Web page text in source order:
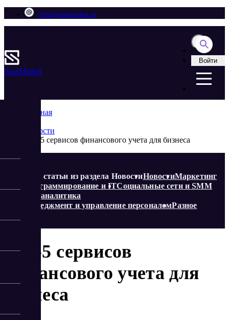
info@saasmarket.ru
SaasMarket
Войти
Главная
Новости
Топ-5 сервисов финансового учета для бизнеса
Еще статьи из раздела НовостиНовостиМаркетинг
Программирование и ITСоциальные сети и SMM
Веб-аналитика
Менеджмент и управление персоналомРазное
Топ-5 сервисов
финансового учета для
бизнеса